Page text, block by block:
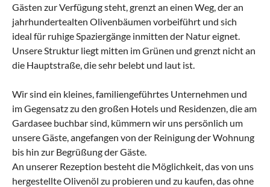
Gästen zur Verfügung steht, grenzt an einen Weg, der an
jahrhundertealten Olivenbäumen vorbeiführt und sich
ideal für ruhige Spaziergänge inmitten der Natur eignet.
Unsere Struktur liegt mitten im Grünen und grenzt nicht an
die Hauptstraße, die sehr belebt und laut ist.
Wir sind ein kleines, familiengeführtes Unternehmen und
im Gegensatz zu den großen Hotels und Residenzen, die am
Gardasee buchbar sind, kümmern wir uns persönlich um
unsere Gäste, angefangen von der Reinigung der Wohnung
bis hin zur Begrüßung der Gäste.
An unserer Rezeption besteht die Möglichkeit, das von uns
hergestellte Olivenöl zu probieren und zu kaufen, das ohne